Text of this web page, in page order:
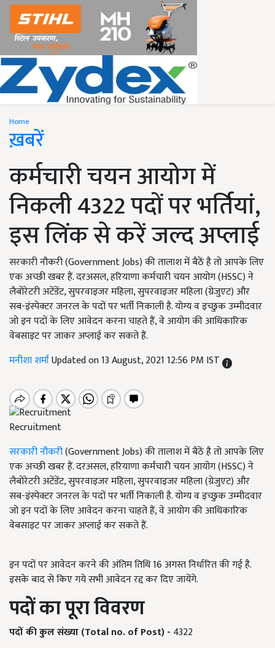
Home
ख़बरें
कर्मचारी चयन आयोग में
निकली 4322 पदों पर भर्तियां,
इस लिंक से करें जल्द अप्लाई
सरकारी नौकरी (Government Jobs) की तालाश में बैठें है तो आपके लिए
एक अच्छी खबर हैं. दरअसल, हरियाणा कर्मचारी चयन आयोग (HSSC) ने
लैबोरेटरी अटेंडेंट, सुपरवाइजर महिला, सुपरवाइजर महिला (ग्रेजुएट) और
सब-इंस्पेक्टर जनरल के पदों पर भर्ती निकाली है. योग्य व इच्छुक उम्मीदवार
जो इन पदों के लिए आवेदन करना चाहते हैं, वे आयोग की आधिकारिक
वेबसाइट पर जाकर अप्लाई कर सकते हैं.
मनीशा शर्माUpdated on 13 August, 2021 12:56 PM IST
Recruitment
सरकारी नौकरी(Government Jobs) की तालाश में बैठें है तो आपके लिए
एक अच्छी खबर हैं. दरअसल, हरियाणा कर्मचारी चयन आयोग (HSSC) ने
लैबोरेटरी अटेंडेंट, सुपरवाइजर महिला, सुपरवाइजर महिला (ग्रेजुएट) और
सब-इंस्पेक्टर जनरल के पदों पर भर्ती निकाली है. योग्य व इच्छुक उम्मीदवार
जो इन पदों के लिए आवेदन करना चाहते हैं, वे आयोग की आधिकारिक
वेबसाइट पर जाकर अप्लाई कर सकते हैं.
इन पदों पर आवेदन करने की अंतिम तिथि 16 अगस्त निर्धारित की गई है.
इसके बाद से किए गये सभी आवेदन रद्द कर दिए जायेंगे.
पदों का पूरा विवरण
पदों की कुल संख्या (Total no. of Post) - 4322